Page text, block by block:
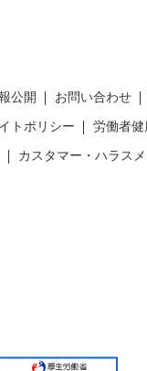
公開
お問い合わせ
トポリシー
労働者
カスタマー・ハラス